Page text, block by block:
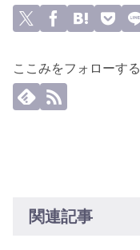
ここみをフォローする
関連記事